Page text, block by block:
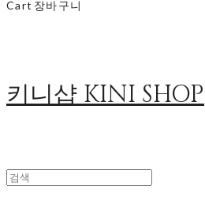
Cart 장바구니
키니샵 KINI SHOP